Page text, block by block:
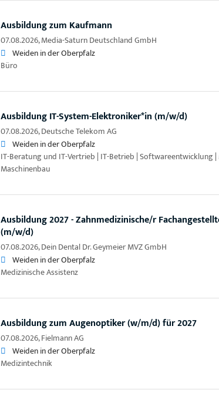
Ausbildung zum Kaufmann
07.08.2026,Media-Saturn Deutschland GmbH
Weiden in der Oberpfalz
Büro
Ausbildung IT-System-Elektroniker*in (m/w/d)
07.08.2026,Deutsche Telekom AG
Weiden in der Oberpfalz
IT-Beratung und IT-Vertrieb | IT-Betrieb | Softwareentwicklung
Maschinenbau
Ausbildung 2027 - Zahnmedizinische/r
(m/w/d)
07.08.2026,Dein Dental Dr. Geymeier MVZ GmbH
Weiden in der Oberpfalz
Medizinische Assistenz
Ausbildung zum Augenoptiker (w/m/d) für 2027
07.08.2026,Fielmann AG
Weiden in der Oberpfalz
Medizintechnik